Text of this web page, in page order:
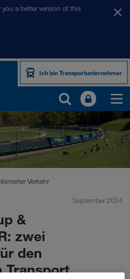
a better version of this
Ich bin Transportunternehmer
Verkehr
September 2024
&
zwei
den
Transport